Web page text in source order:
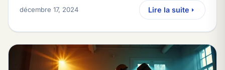
décembre 17, 2024 Lire la suite